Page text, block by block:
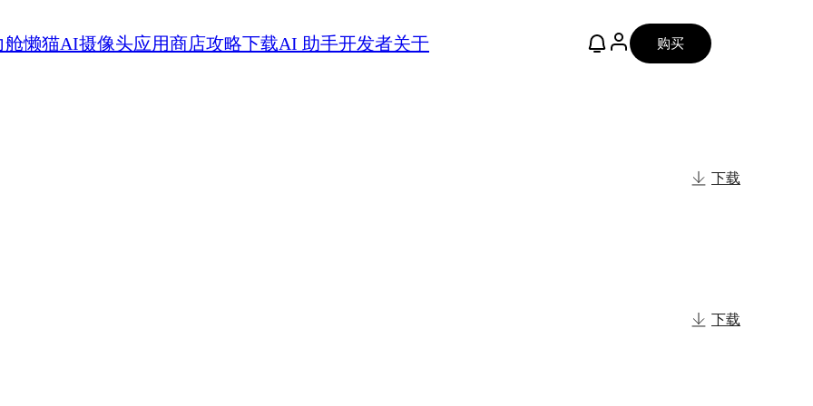
舱懒猫AI摄像头应用商店攻略下载AI 助手开发者关于 购买
下载
下载